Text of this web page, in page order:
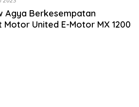
Agya Berkesempatan
Motor United E-Motor MX 1200